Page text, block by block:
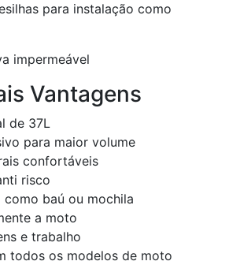
para instalação como
impermeável
Vantagens
de 37L
para maior volume
confortáveis
risco
baú ou mochila
a moto
e trabalho
todos os modelos de moto